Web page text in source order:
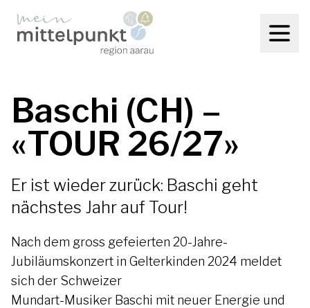
Baschi (CH) –
«TOUR 26/27»
Er ist wieder zurück: Baschi geht
nächstes Jahr auf Tour!
Nach dem gross gefeierten 20-Jahre-
Jubiläumskonzert in Gelterkinden 2024 meldet
sich der Schweizer
Mundart-Musiker Baschi mit neuer Energie und